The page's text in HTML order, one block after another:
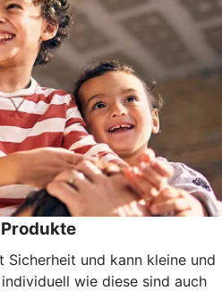
Sicherheit und kann kleine und
wie diese sind auch